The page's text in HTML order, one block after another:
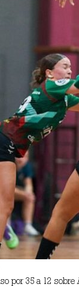
por 35 a 12